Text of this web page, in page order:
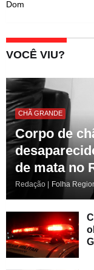
Dom
VOCÊ VIU?
CHÃ GRANDE
Corpo de
de mata no
Redação | Folha